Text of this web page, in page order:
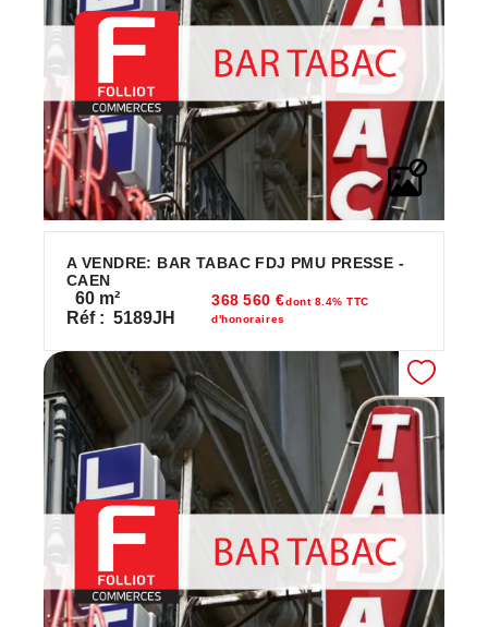
A VENDRE: BAR TABAC FDJ PMU PRESSE -
CAEN
60 m²
Réf : 5189JH
368 560 €dont 8.4% TTC
d'honoraires